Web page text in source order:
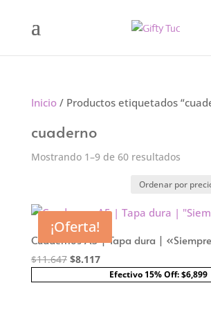
Inicio/ Productos etiquetados
cuaderno
Mostrando 1–9 de 60 resultados
precio:
bajo
alto
¡Oferta!
Cuadernos A5 | Tapa dura |
$11.647 El
$8.117El
precio
Efectivo 15% Off: $6,899